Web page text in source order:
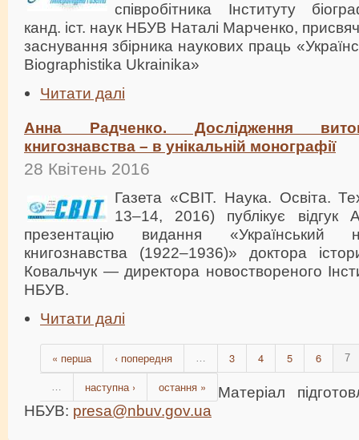
співробітника Інституту
канд. іст. наук НБУВ Наталі Марченко,
заснування збірника наукових праць
Biographistika Ukrainika»
Читати далі
Анна Радченко. Дослідження
книгознавства – в унікальній монографії
28 Квітень 2016
Газета «СВІТ. Наука. Освіта.
13–14, 2016) публікує відгук
презентацію видання «Український
книгознавства (1922–1936)» доктора
Ковальчук — директора новоствореного
НБУВ.
Читати далі
« перша ‹ попередня … 3 4 5 6 7
… наступна › остання »
Матеріал
НБУВ: presa@nbuv.gov.ua